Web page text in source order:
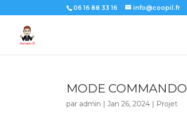
06 16 88 33 16 info@coopil.fr
MODE COMMANDO
par admin |Jan 26, 2024 | Projet